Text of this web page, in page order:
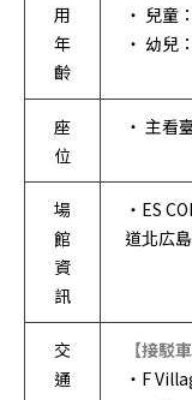
用
年
齡
・ 兒童
・ 幼兒
座
位
・ 主看
場
館
資
訊
・ES
道北広
交
通
【接駁車
・F